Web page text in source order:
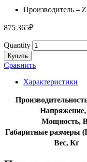
Производитель –
875 365₽
Quantity
Купить
Сравнить
Характеристики
Мощность,
Габаритные размеры
Вес, Кг